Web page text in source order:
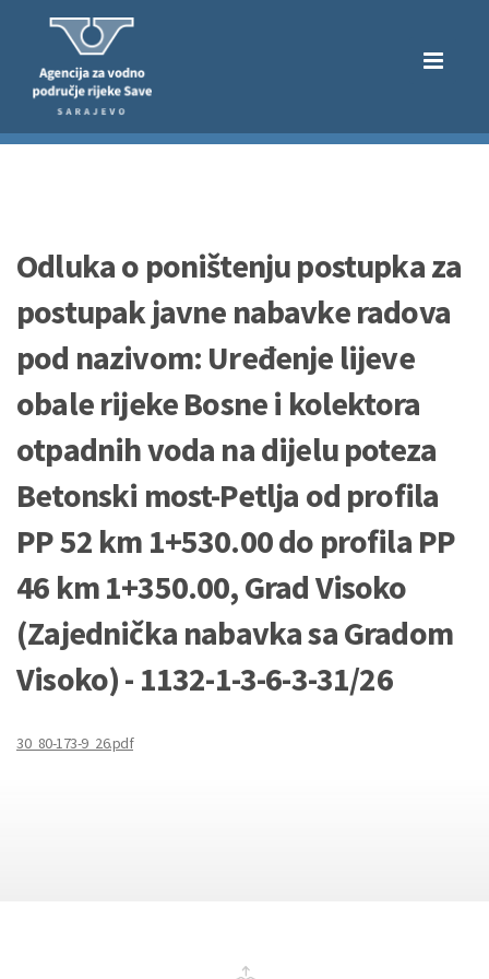
Odluka o poništenju postupka za
postupak javne nabavke radova
pod nazivom: Uređenje lijeve
obale rijeke Bosne i kolektora
otpadnih voda na dijelu poteza
Betonski most-Petlja od profila
PP 52 km 1+530.00 do profila PP
46 km 1+350.00, Grad Visoko
(Zajednička nabavka sa Gradom
Visoko) - 1132-1-3-6-3-31/26
30_80-173-9_26.pdf